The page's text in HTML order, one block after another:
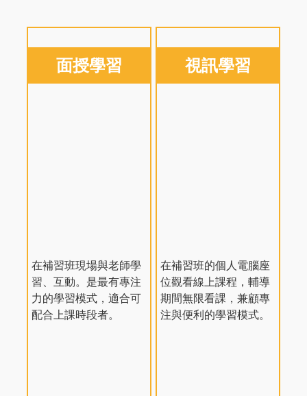
面授學習
在補習班現場與老師學
習、互動。是最有專注
力的學習模式，適合可
配合上課時段者。
視訊學習
在補習班的個人電腦座
位觀看線上課程，輔導
期間無限看課，兼顧專
注與便利的學習模式。